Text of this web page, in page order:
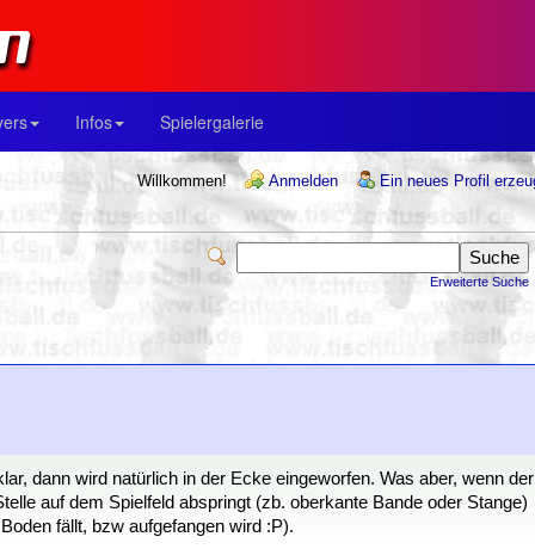
Infos Spielergalerie
Willkommen! Anmelden
Ein neues Profil
Erweiterte Suche
dann wird natürlich in der Ecke eingeworfen. Was aber, wenn der
auf dem Spielfeld abspringt (zb. oberkante Bande oder Stange)
fällt, bzw aufgefangen wird :P).